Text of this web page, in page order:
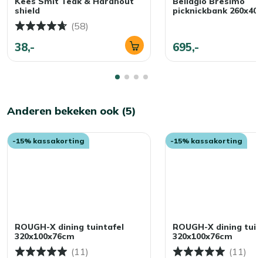
shield
(58)
38,-
picknickbank
695,-
Anderen bekeken ook (5)
-15% kassakorting
ROUGH-X dining tuintafel
320x100x76cm
(11)
-15% kassakorting
ROUGH-X dining
320x100x76cm
(11)